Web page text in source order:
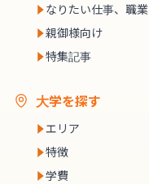
なりたい仕事、職業
親御様向け
特集記事
大学を探す
エリア
特徴
学費